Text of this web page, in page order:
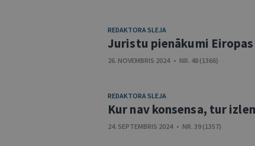
REDAKTORA SLEJA
Juristu pienākumi
26. NOVEMBRIS 2024 • NR. 48 (1366)
REDAKTORA SLEJA
Kur nav konsensa, tur
24. SEPTEMBRIS 2024 • NR. 39 (1357)